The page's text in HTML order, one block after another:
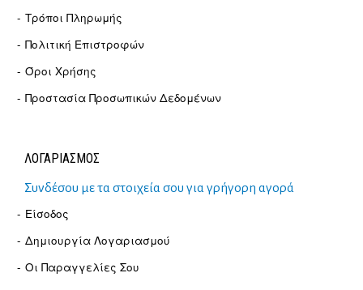
Τρόποι Πληρωμής
Πολιτική Επιστροφών
Όροι Χρήσης
Προστασία Προσωπικών Δεδομένων
ΛΟΓΑΡΙΑΣΜΟΣ
Συνδέσου με τα στοιχεία σου για γρήγορη αγορά
Είσοδος
Δημιουργία Λογαριασμού
Οι Παραγγελίες Σου